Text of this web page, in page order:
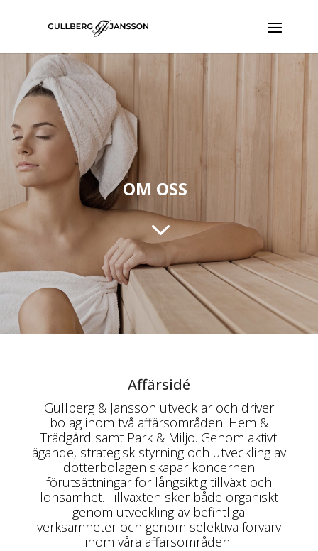
OM OSS
3
Affärsidé
Gullberg & Jansson utvecklar och driver
bolag inom två affärsområden: Hem &
Trädgård samt Park & Miljö. Genom aktivt
ägande, strategisk styrning och utveckling av
dotterbolagen skapar koncernen
förutsättningar för långsiktig tillväxt och
lönsamhet. Tillväxten sker både organiskt
genom utveckling av befintliga
verksamheter och genom selektiva förvärv
inom våra affärsområden.